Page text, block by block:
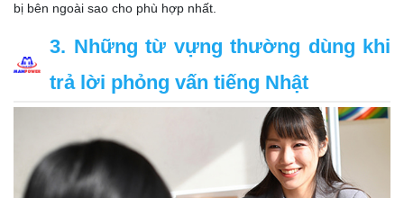
bị bên ngoài sao cho phù hợp nhất.
3. Những từ vựng thường dùng khi
trả lời phỏng vấn tiếng Nhật